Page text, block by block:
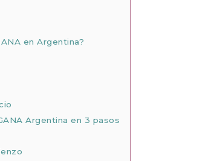
en Argentina?
Argentina en 3 pasos